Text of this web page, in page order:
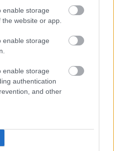
enable storage
website or app.
enable storage
enable storage
authentication
and other